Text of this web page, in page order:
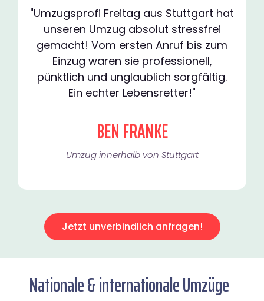
"Umzugsprofi Freitag aus Stuttgart hat
unseren Umzug absolut stressfrei
gemacht! Vom ersten Anruf bis zum
Einzug waren sie professionell,
pünktlich und unglaublich sorgfältig.
Ein echter Lebensretter!"
BEN FRANKE
Umzug innerhalb von Stuttgart​
Jetzt unverbindlich anfragen!
Nationale & internationale Umzüge